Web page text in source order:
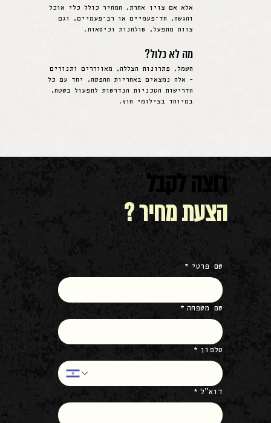
אלא אם צוין אחרת, המחיר כולל כלי אוכל
והגשה, חד־פעמיים או רב־פעמיים, וגם
צוות מתפעל, שולחנות וכיסאות.
מה לא כלול?
חשמל, פתרונות הצללה, מאווררים ותנורים
- אלה נמצאים באחריות ההפקה, יחד עם כל
הדרישות הטכניות הנדרשות לתפעול בשטח,
במיוחד בצילומי חוץ.
שם פרטי *
שם משפחה *
טלפון *
דוא״ל *
רוצה לקבל
הצעת מחיר ?